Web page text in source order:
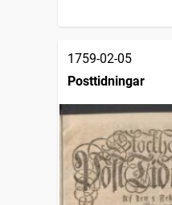
1759-02-05
Posttidningar